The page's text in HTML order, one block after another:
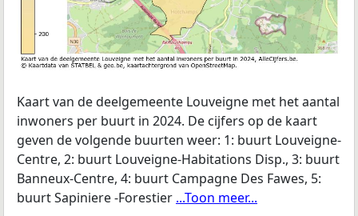
Kaart van de deelgemeente Louveigne met het aantal
inwoners per buurt in 2024. De cijfers op de kaart
geven de volgende buurten weer: 1: buurt Louveigne-
Centre, 2: buurt Louveigne-Habitations Disp., 3: buurt
Banneux-Centre, 4: buurt Campagne Des Fawes, 5:
buurt Sapiniere -Forestier ...Toon meer...